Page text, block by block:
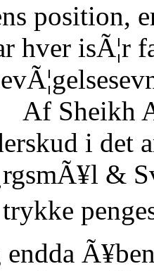
position,
hver isÃ¦r
Af Sheikh
i det
&